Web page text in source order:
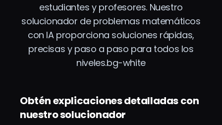
estudiantes y profesores. Nuestro
solucionador de problemas matemáticos
con IA proporciona soluciones rápidas,
precisas y paso a paso para todos los
niveles.bg-white
Obtén explicaciones detalladas con
nuestro solucionador